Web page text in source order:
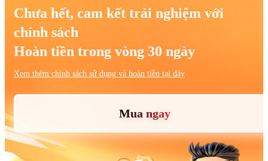
Chưa hết, cam kết trải nghiệm với
chính sách
Hoàn tiền trong vòng 30 ngày
Xem thêm chính sách sử dụng và hoàn tiền tại đây
Mua ngay